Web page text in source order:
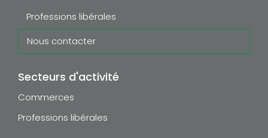
Professions libérales
Nous contacter
Secteurs d'activité
Commerces
Professions libérales